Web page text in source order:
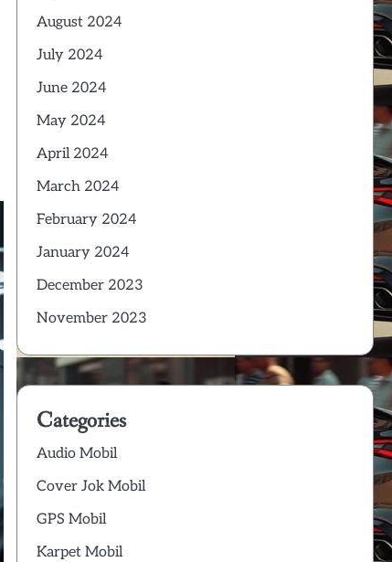
August 2024
July 2024
June 2024
May 2024
April 2024
March 2024
February 2024
January 2024
December 2023
November 2023
Categories
Audio Mobil
Cover Jok Mobil
GPS Mobil
Karpet Mobil